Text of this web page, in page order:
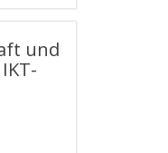
und